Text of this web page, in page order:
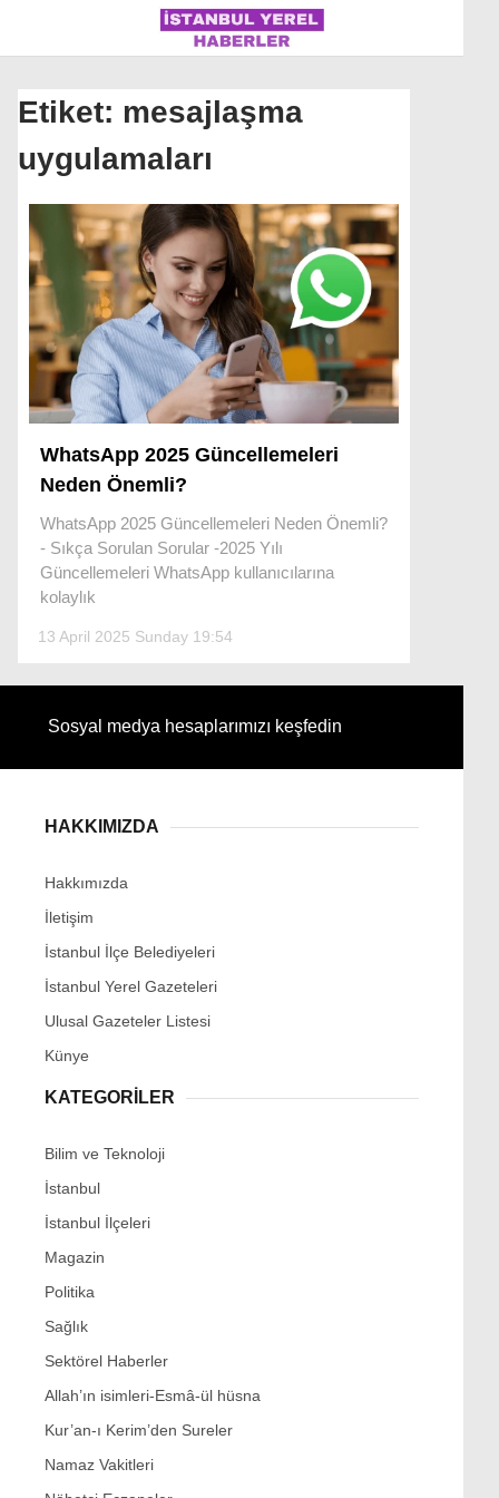
Youtube
ÜLKE GÜNDEMI
MAGAZIN
POLITIKA
SAĞLIK
SOSYAL MEDYA
SPOR
DÜNYA
Etiket: mesajlaşma
uygulamaları
WhatsApp 2025 Güncellemeleri
Neden Önemli?
WhatsApp 2025 Güncellemeleri Neden Önemli?
- Sıkça Sorulan Sorular -2025 Yılı
Güncellemeleri WhatsApp kullanıcılarına
kolaylık
13 April 2025 Sunday 19:54
Sosyal medya hesaplarımızı keşfedin
HAKKIMIZDA
Hakkımızda
İletişim
İstanbul İlçe Belediyeleri
İstanbul Yerel Gazeteleri
Ulusal Gazeteler Listesi
Künye
KATEGORİLER
Bilim ve Teknoloji
İstanbul
İstanbul İlçeleri
Magazin
Politika
Sağlık
Sektörel Haberler
Allah’ın isimleri-Esmâ-ül hüsna
Kur’an-ı Kerim’den Sureler
Namaz Vakitleri